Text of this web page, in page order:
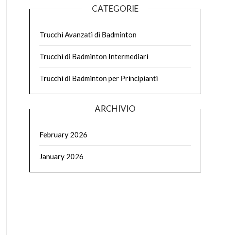
CATEGORIE
Trucchi Avanzati di Badminton
Trucchi di Badminton Intermediari
Trucchi di Badminton per Principianti
ARCHIVIO
February 2026
January 2026